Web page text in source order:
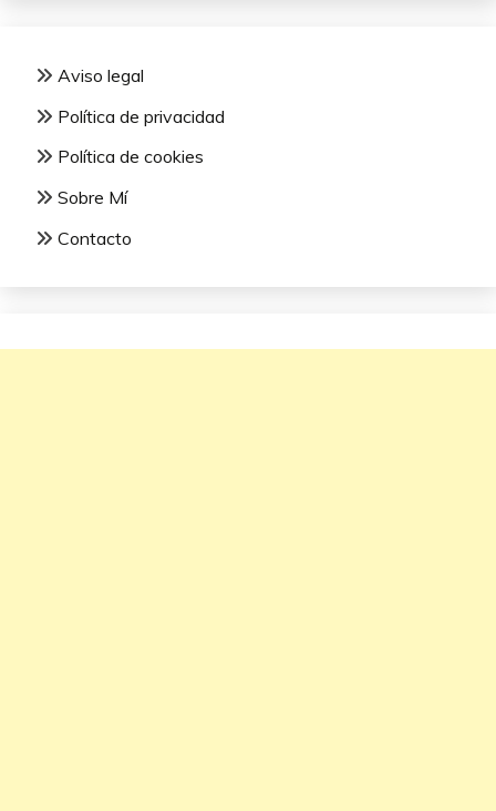
Aviso legal
Política de privacidad
Política de cookies
Sobre Mí
Contacto